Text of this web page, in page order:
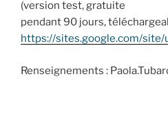
(version test, gratuite
pendant 90 jours,
https://sites.google.com/
Renseignements :